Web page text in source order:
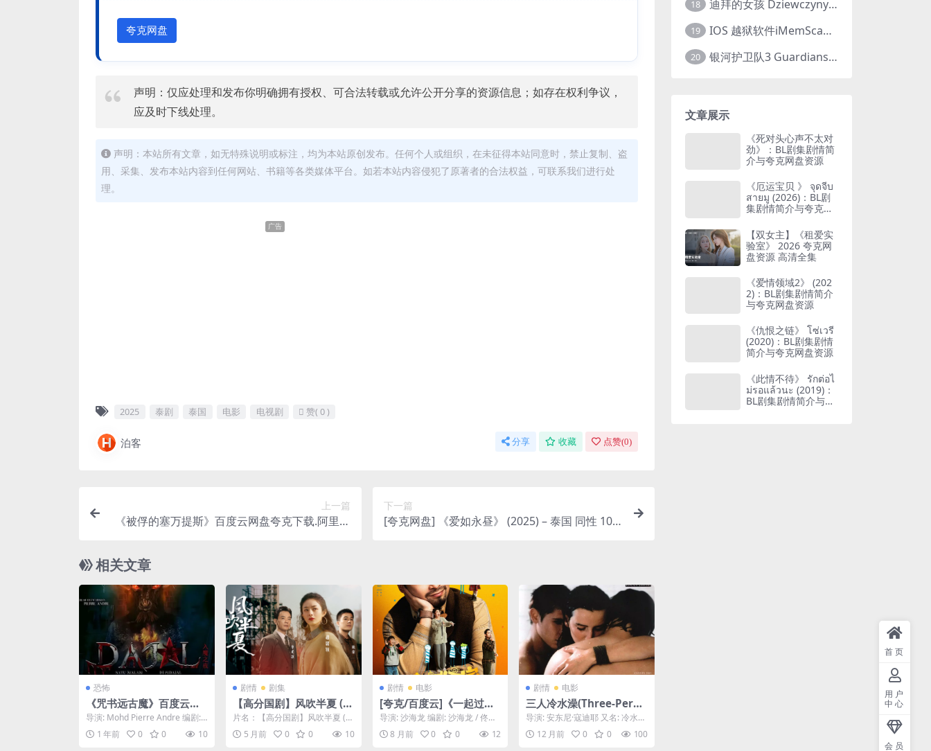
夸克网盘
声明：仅应处理和发布你明确拥有授权、可合法转载或允许公开分享的资源信息；如存在权利争议，
应及时下线处理。
声明：本站所有文章，如无特殊说明或标注，均为本站原创发布。任何个人或组织，在未征得本站同意时，禁止复制、盗
用、采集、发布本站内容到任何网站、书籍等各类媒体平台。如若本站内容侵犯了原著者的合法权益，可联系我们进行处
理。
广告
2025 泰剧 泰国 电影 电视剧  赞( 0 )
泊客 分享 收藏 点赞(0)
上一篇
《被俘的塞万提斯》百度云网盘夸克下载.阿里云
下一篇
[夸克网盘] 《爱如永昼》 (2025) – 泰国 同性 108
相关文章
恐怖
《咒书远古魔》百度云网
盘夸克下载.阿里云盘.中
字.(2025)
导演: Mohd Pierre Andre 编剧:
Mohd Pierre An...
1 年前 0 0 10
剧情 剧集
【高分国剧】风吹半夏 (2
022)全36集 4K国语中字
【赵丽颖/欧豪】【夸克网
盘】
片名：【高分国剧】风吹半夏 (2
022)全36集 4K国语中字【赵丽
颖/欧豪】 ...
5 月前 0 0 10
剧情 电影
[夸克/百度云]《一起过家
家》-2025-1080P爆笑喜
剧-喜剧/家庭[CN]
导演: 沙海龙 编剧: 沙海龙 / 佟亮
资源下载：一起过家家下载阿里
云盘,百度...
8 月前 0 0 12
剧情 电影
三人冷水澡(Three-Perso
n Cold Shower)-2025-喜
剧/剧情-免费下载 🥶三个
合租的好朋友，因为热水
导演: 安东尼·寇迪耶 又名: 冷水浴
/ 冰冷的阵雨 / Cold Showe...
12 月前 0 0 100
18 迪拜的女孩 Dziewczyny z Dubaju (2021) 1080P 中字
19 IOS 越狱软件iMemScan version1.2.6 游戏内存修改器
20 银河护卫队3 Guardians of the Galaxy Vol. 3 (2023)4K高清资源1080p只分享精品
文章展示
《死对头心声不太对
劲》：BL剧集剧情简
介与夸克网盘资源
《厄运宝贝 》 จุดจีบ
สายมู (2026)：BL剧
集剧情简介与夸克网
【双女主】《租爱实
验室》 2026 夸克网
盘资源 高清全集
《爱情领域2》 (202
2)：BL剧集剧情简介
与夸克网盘资源
《仇恨之链》 โซ่เวรี
(2020)：BL剧集剧情
简介与夸克网盘资源
《此情不待》 รักต่อไ
ม่รอแล้วนะ (2019)：
BL剧集剧情简介与夸
首页
用户
中心
会员